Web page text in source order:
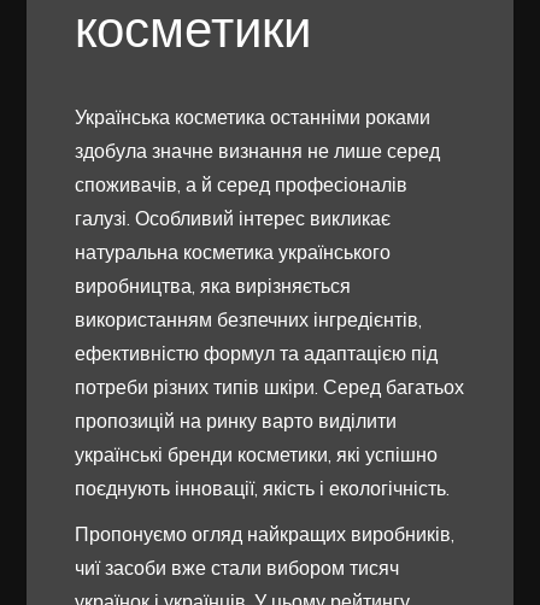
косметики
Українська косметика останніми роками
здобула значне визнання не лише серед
споживачів, а й серед професіоналів
галузі. Особливий інтерес викликає
натуральна косметика українського
виробництва, яка вирізняється
використанням безпечних інгредієнтів,
ефективністю формул та адаптацією під
потреби різних типів шкіри. Серед багатьох
пропозицій на ринку варто виділити
українські бренди косметики, які успішно
поєднують інновації, якість і екологічність.
Пропонуємо огляд найкращих виробників,
чиї засоби вже стали вибором тисяч